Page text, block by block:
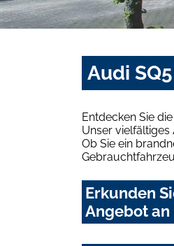
Audi
Entdecken Sie
Unser vielfältiges
Ob Sie ein
Erkunden
Angebot an